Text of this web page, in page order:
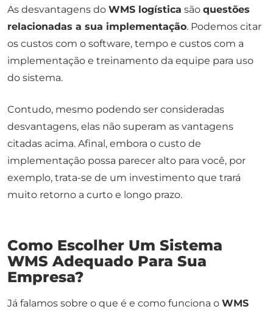
As desvantagens do WMS logística são questões
relacionadas a sua implementação. Podemos citar
os custos com o software, tempo e custos com a
implementação e treinamento da equipe para uso
do sistema.
Contudo, mesmo podendo ser consideradas
desvantagens, elas não superam as vantagens
citadas acima. Afinal, embora o custo de
implementação possa parecer alto para você, por
exemplo, trata-se de um investimento que trará
muito retorno a curto e longo prazo.
Como Escolher Um Sistema
WMS Adequado Para Sua
Empresa?
Já falamos sobre o que é e como funciona o WMS